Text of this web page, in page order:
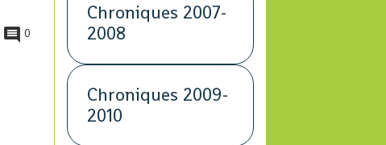
0
Chroniques 2007-
2008
Chroniques 2009-
2010